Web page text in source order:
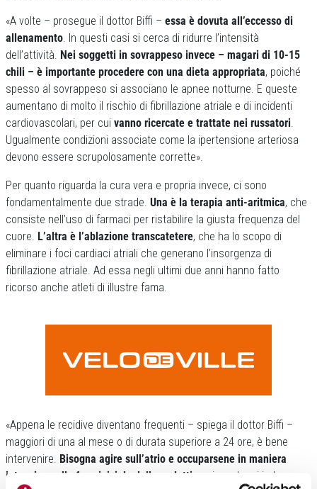
«A volte – prosegue il dottor Biffi – essa è dovuta all’eccesso di
allenamento. In questi casi si cerca di ridurre l’intensità
dell’attività. Nei soggetti in sovrappeso invece – magari di 10-15
chili – è importante procedere con una dieta appropriata, poiché
spesso al sovrappeso si associano le apnee notturne. E queste
aumentano di molto il rischio di fibrillazione atriale e di incidenti
cardiovascolari, per cui vanno ricercate e trattate nei russatori.
Ugualmente condizioni associate come la ipertensione arteriosa
devono essere scrupolosamente corrette».
Per quanto riguarda la cura vera e propria invece, ci sono
fondamentalmente due strade. Una è la terapia anti-aritmica, che
consiste nell’uso di farmaci per ristabilire la giusta frequenza del
cuore. L’altra è l’ablazione transcatetere, che ha lo scopo di
eliminare i foci cardiaci atriali che generano l’insorgenza di
fibrillazione atriale. Ad essa negli ultimi due anni hanno fatto
ricorso anche atleti di illustre fama.
«Appena le recidive diventano frequenti – spiega il dottor Biffi –
maggiori di una al mese o di durata superiore a 24 ore, è bene
intervenire. Bisogna agire sull’atrio e occuparsene in maniera
intensiva nella fase iniziale della malattia
, prima che si inducano